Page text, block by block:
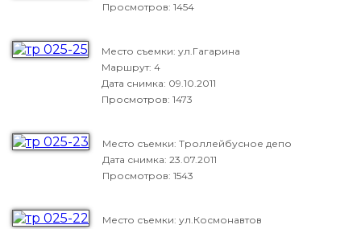
Просмотров: 1454
Место съемки: ул.Гагарина
Маршрут: 4
Дата снимка: 09.10.2011
Просмотров: 1473
Место съемки: Троллейбусное депо
Дата снимка: 23.07.2011
Просмотров: 1543
Место съемки: ул.Космонавтов